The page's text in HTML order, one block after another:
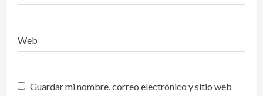
Web
Guardar mi nombre, correo electrónico y sitio web